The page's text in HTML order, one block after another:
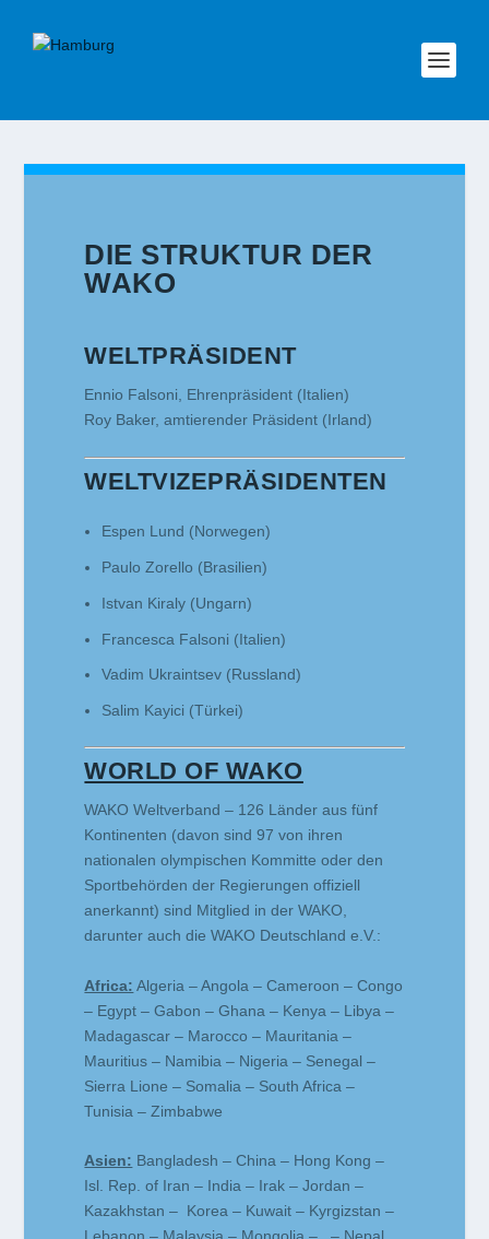
DIE STRUKTUR DER
WAKO
WELTPRÄSIDENT
Ennio Falsoni, Ehrenpräsident (Italien)
Roy Baker, amtierender Präsident (Irland)
WELTVIZEPRÄSIDENTEN
Espen Lund (Norwegen)
Paulo Zorello (Brasilien)
Istvan Kiraly (Ungarn)
Francesca Falsoni (Italien)
Vadim Ukraintsev (Russland)
Salim Kayici (Türkei)
WORLD OF WAKO
WAKO Weltverband – 126 Länder aus fünf
Kontinenten (davon sind 97 von ihren
nationalen olympischen Kommitte oder den
Sportbehörden der Regierungen offiziell
anerkannt) sind Mitglied in der WAKO,
darunter auch die WAKO Deutschland e.V.:
Africa: Algeria – Angola – Cameroon – Congo
– Egypt – Gabon – Ghana – Kenya – Libya –
Madagascar – Marocco – Mauritania –
Mauritius – Namibia – Nigeria – Senegal –
Sierra Lione – Somalia – South Africa –
Tunisia – Zimbabwe
Asien: Bangladesh – China – Hong Kong –
Isl. Rep. of Iran – India – Irak – Jordan –
Kazakhstan – Korea – Kuwait – Kyrgizstan –